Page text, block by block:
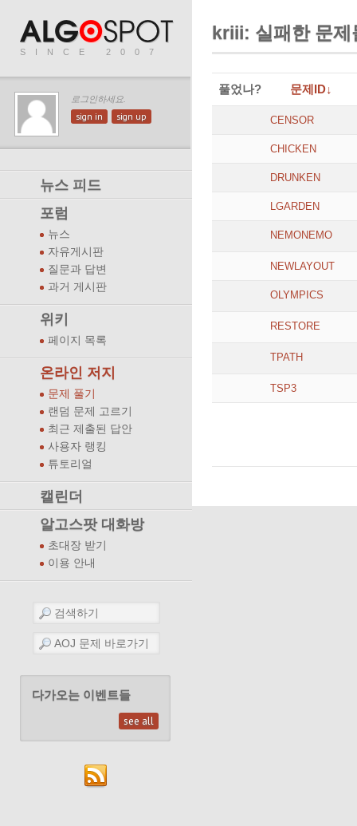
SINCE 2007
로그인하세요.
sign in sign up
뉴스 피드
포럼
뉴스
자유게시판
질문과 답변
과거 게시판
위키
페이지 목록
온라인 저지
문제 풀기
랜덤 문제 고르기
최근 제출된 답안
사용자 랭킹
튜토리얼
캘린더
알고스팟 대화방
초대장 받기
이용 안내
다가오는 이벤트들
see all
kriii: 실패한 문제
풀었나? 문제ID↓
CENSOR
CHICKEN
DRUNKEN
LGARDEN
NEMONEMO
NEWLAYOUT
OLYMPICS
RESTORE
TPATH
TSP3